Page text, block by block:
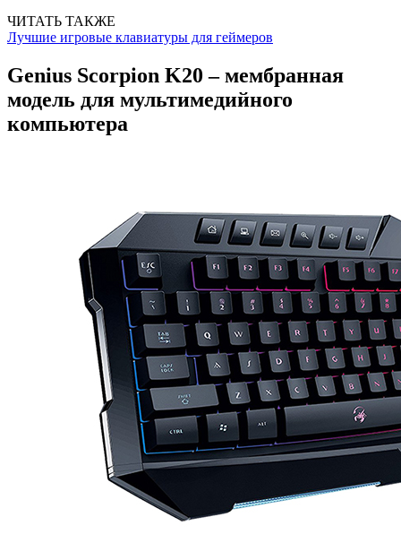
ЧИТАТЬ ТАКЖЕ
Лучшие игровые клавиатуры для геймеров
Genius Scorpion K20 – мембранная
модель для мультимедийного
компьютера